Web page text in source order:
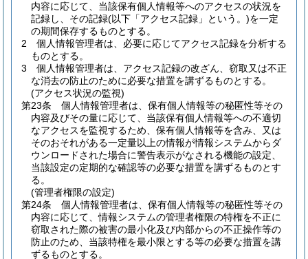
内容に応じて、当該保有個人情報等へのアクセスの状況を
記録し、その記録(以下「アクセス記録」という。)を一定
の期間保存するものとする。
2
個人情報管理者は、必要に応じてアクセス記録を分析する
ものとする。
3
個人情報管理者は、アクセス記録の改ざん、窃取又は不正
な消去の防止のために必要な措置を講ずるものとする。
(アクセス状況の監視)
第23条
個人情報管理者は、保有個人情報等の秘匿性等その
内容及びその量に応じて、当該保有個人情報等への不適切
なアクセスを監視するため、保有個人情報等を含み、又は
そのおそれがある一定量以上の情報が情報システムからダ
ウンロードされた場合に警告表示がなされる機能の設定、
当該設定の定期的な確認等の必要な措置を講ずるものとす
る。
(管理者権限の設定)
第24条
個人情報管理者は、保有個人情報等の秘匿性等その
内容に応じて、情報システムの管理者権限の特権を不正に
窃取された際の被害の最小化及び内部からの不正操作等の
防止のため、当該特権を最小限とする等の必要な措置を講
ずるものとする。